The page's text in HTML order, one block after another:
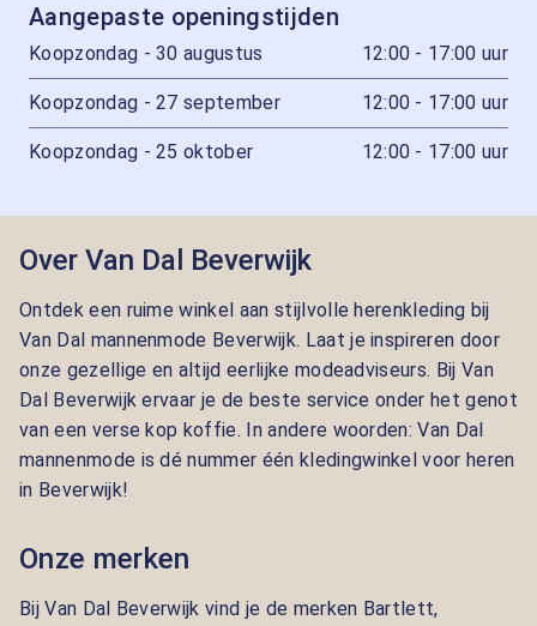
Aangepaste openingstijden
Koopzondag - 30 augustus 12:00 - 17:00 uur
Koopzondag - 27 september 12:00 - 17:00 uur
Koopzondag - 25 oktober 12:00 - 17:00 uur
Over Van Dal Beverwijk
Ontdek een ruime winkel aan stijlvolle herenkleding bij
Van Dal mannenmode Beverwijk. Laat je inspireren door
onze gezellige en altijd eerlijke modeadviseurs. Bij Van
Dal Beverwijk ervaar je de beste service onder het genot
van een verse kop koffie. In andere woorden: Van Dal
mannenmode is dé nummer één kledingwinkel voor heren
in Beverwijk!
Onze merken
Bij Van Dal Beverwijk vind je de merken Bartlett,